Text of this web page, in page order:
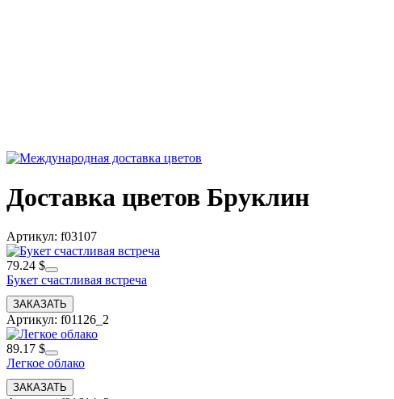
Доставка цветов Бруклин
Артикул: f03107
79.24 $
Букет счастливая встреча
Артикул: f01126_2
89.17 $
Легкое облако